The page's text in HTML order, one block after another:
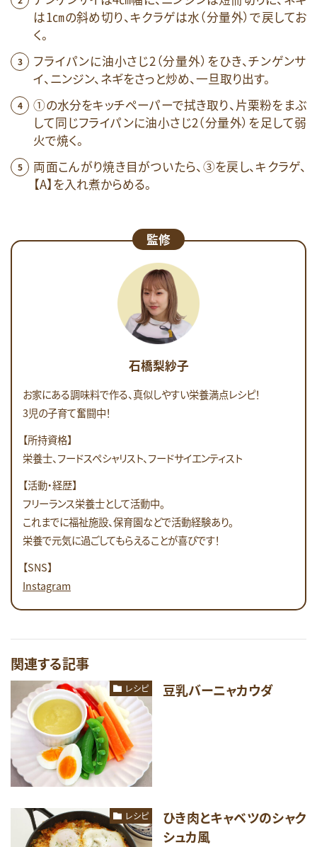
は1㎝の斜め切り、キクラゲは水（分量外）で戻してお
く。
フライパンに油小さじ2（分量外）をひき、チンゲンサ
イ、ニンジン、ネギをさっと炒め、一旦取り出す。
①の水分をキッチペーパーで拭き取り、片栗粉をまぶ
して同じフライパンに油小さじ2（分量外）を足して弱
火で焼く。
両面こんがり焼き目がついたら、③を戻し、キクラゲ、
【A】を入れ煮からめる。
監修
石橋梨紗子
お家にある調味料で作る、真似しやすい栄養満点レシピ！
3児の子育て奮闘中！
【所持資格】
栄養士、フードスペシャリスト、フードサイエンティスト
【活動・経歴】
フリーランス栄養士として活動中。
これまでに福祉施設、保育園などで活動経験あり。
栄養で元気に過ごしてもらえることが喜びです！
【SNS】
Instagram
関連する記事
レシピ 豆乳バーニャカウダ
レシピ
ひき肉とキャベツのシャク
シュカ風